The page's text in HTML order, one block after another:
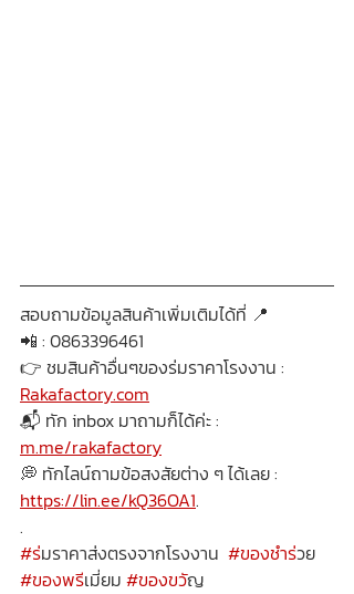
สอบถามข้อมูลสินค้าเพิ่มเติมได้ที่ 📍
📲 : 0863396461
👉 ชมสินค้าอื่นๆของร่มราคาโรงงาน :
Rakafactory.com
📬 ทัก inbox มาถามก็ได้ค่ะ :
m.me/rakafactory
💭 ทักไลน์ถามข้อสงสัยต่าง ๆ ได้เลย :
https://lin.ee/kQ36OA1.
.
#ร่มราคาส่งตรงจากโรงงาน #ของชำร่วย
#ของพรีเมี่ยม #ของขวัญ